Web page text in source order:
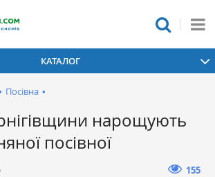
КАТАЛОГ
Посівна •
нарощують
посівної
155